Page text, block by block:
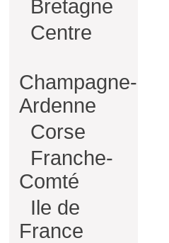
Bretagne
Centre
Champagne-
Ardenne
Corse
Franche-
Comté
Ile de
France